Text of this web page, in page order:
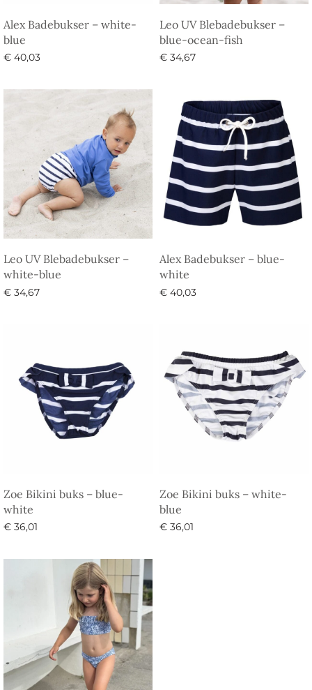
Alex Badebukser – white-
blue
€ 40,03
Leo UV Blebadebukser –
blue-ocean-fish
€ 34,67
Leo UV Blebadebukser –
white-blue
€ 34,67
Alex Badebukser – blue-
white
€ 40,03
Zoe Bikini buks – blue-
white
€ 36,01
Zoe Bikini buks – white-
blue
€ 36,01